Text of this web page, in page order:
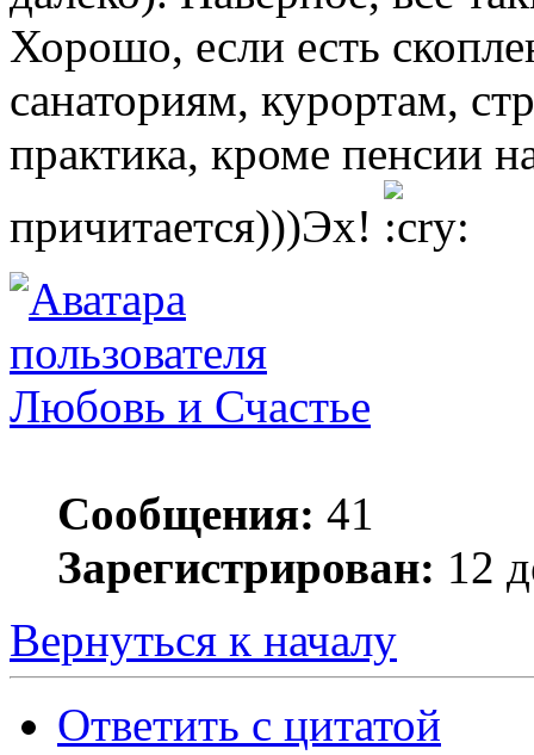
Хорошо, если есть
санаториям, курортам,
практика, кроме пенсии
причитается)))Эх!
Любовь и Счастье
Сообщения: 41
Зарегистрирован: 12
Вернуться к началу
Ответить с цитатой